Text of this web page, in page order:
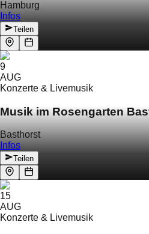
Hamburg
Infos
Teilen
9
AUG
Konzerte & Livemusik
Musik im Rosengarten
Basthorst
Infos
Teilen
15
AUG
Konzerte & Livemusik